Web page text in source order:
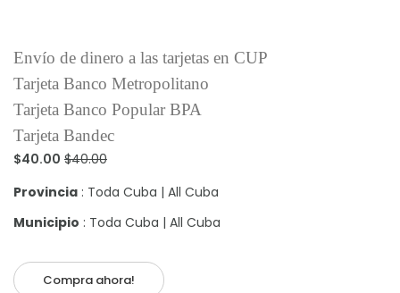
Envío de dinero a las tarjetas en CUP
Tarjeta Banco Metropolitano
Tarjeta Banco Popular BPA
Tarjeta Bandec
$40.00 $40.00
Provincia : Toda Cuba | All Cuba
Municipio : Toda Cuba | All Cuba
Compra ahora!